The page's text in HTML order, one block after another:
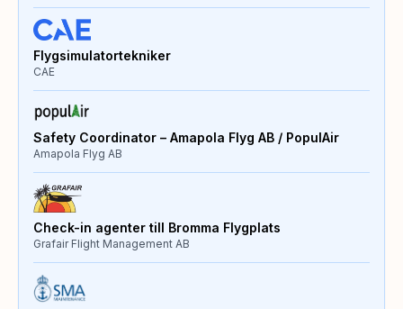
Flygsimulatortekniker
CAE
Safety Coordinator – Amapola Flyg AB / PopulAir
Amapola Flyg AB
Check-in agenter till Bromma Flygplats
Grafair Flight Management AB